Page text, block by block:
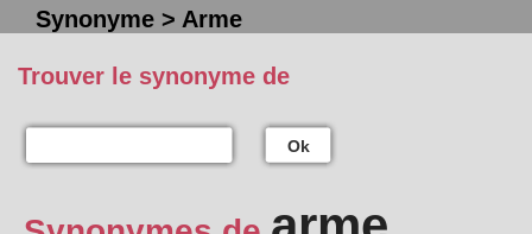
Synonyme > Arme
Trouver le synonyme de
Ok